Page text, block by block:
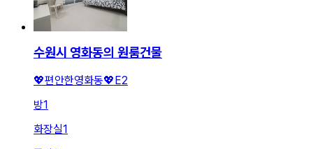
수원시 영화동의 원룸건물
💖편안한영화동💖E2
방1
화장실1